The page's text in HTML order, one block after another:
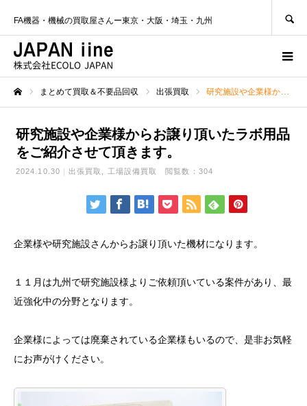
FA機器・機械の買取屋さんー東京・大阪・埼玉・九州
まとめて買取＆不要品回収 出張買取 研究施設や企業様からお譲り頂いたラボ用品をご紹介させて頂きます。
研究施設や企業様からお譲り頂いたラボ用品
をご紹介させて頂きます。
2024.10.30 出張買取 工場設備買取 閲覧数：304
企業様や研究施設さんからお譲り頂いた機材になります。
１１月は九州で研究施設様よりご依頼頂いている案件があり、最
近強化中の分野となります。
企業様によっては廃棄されている企業様もいるので、是非お気軽
にお声がけください。